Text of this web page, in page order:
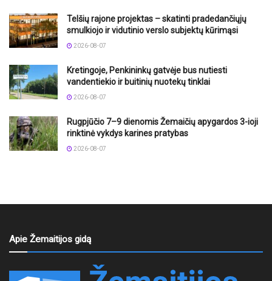
Telšių rajone projektas – skatinti pradedančiųjų
smulkiojo ir vidutinio verslo subjektų kūrimąsi
2026-08-07
Kretingoje, Penkininkų gatvėje bus nutiesti
vandentiekio ir buitinių nuotekų tinklai
2026-08-07
Rugpjūčio 7–9 dienomis Žemaičių apygardos 3-ioji
rinktinė vykdys karines pratybas
2026-08-07
Apie Žemaitijos gidą